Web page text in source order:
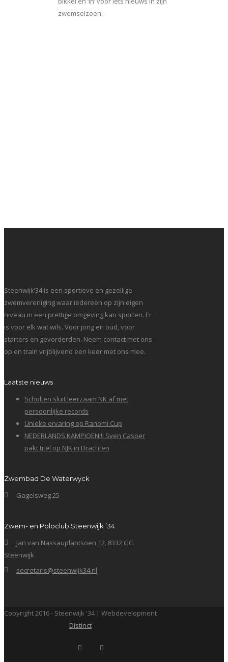
zwemseizoen.
Steenwijk’34 is een sportieve en gezellige
zwemvereniging waar iedereen op zijn eigen
niveau in een prettige omgeving kan sporten. Er
is voor elk wat wils. Voor jong en oud, voor
starters en gevorderden. Neem contact met ons
op en train vrijblijvend een keer met ons mee.
Laatste nieuws
Scholten sluit leerzaam NK af met
persoonlijke records
Unieke ervaring op Ranomi Cup
NEDERLANDS KAMPIOEN!!! Sven Casper
pakt titel op NJK in Drachten
Zwembad De Waterwyck
Gagelsweg 25
Zwem- en Poloclub Steenwijk ’34
Jan van Nassauplantsoen 12, 8332 GG
Steenwijk
secretaris@steenwijk34.nl
Copyright 2016 - Steenwijk '34 | Webdevelopment
Distinct